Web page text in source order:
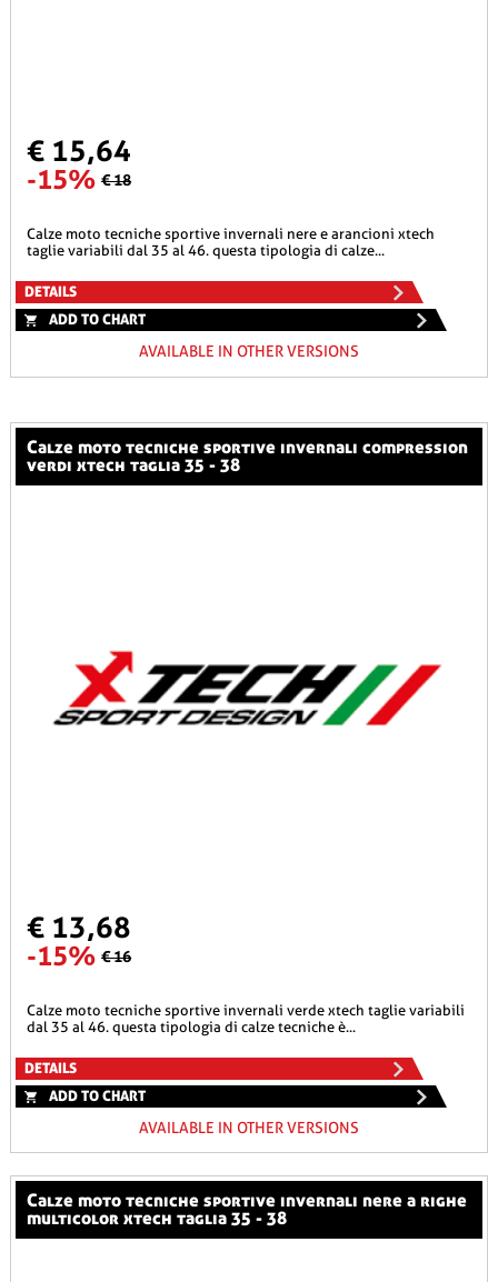
€ 15,64
-15% € 18
calze moto tecniche sportive invernali nere e arancioni xtech
taglie variabili dal 35 al 46. questa tipologia di calze...
DETAILS
ADD TO CHART
AVAILABLE IN OTHER VERSIONS
calze moto tecniche sportive invernali compression
verdi xtech taglia 35 - 38
€ 13,68
-15% € 16
calze moto tecniche sportive invernali verde xtech taglie variabili
dal 35 al 46. questa tipologia di calze tecniche è...
DETAILS
ADD TO CHART
AVAILABLE IN OTHER VERSIONS
calze moto tecniche sportive invernali nere a righe
multicolor xtech taglia 35 - 38